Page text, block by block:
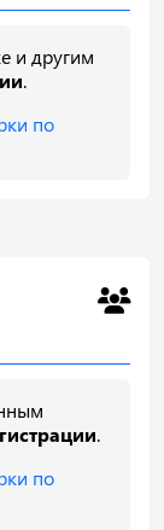
и другим
.
по
.
по